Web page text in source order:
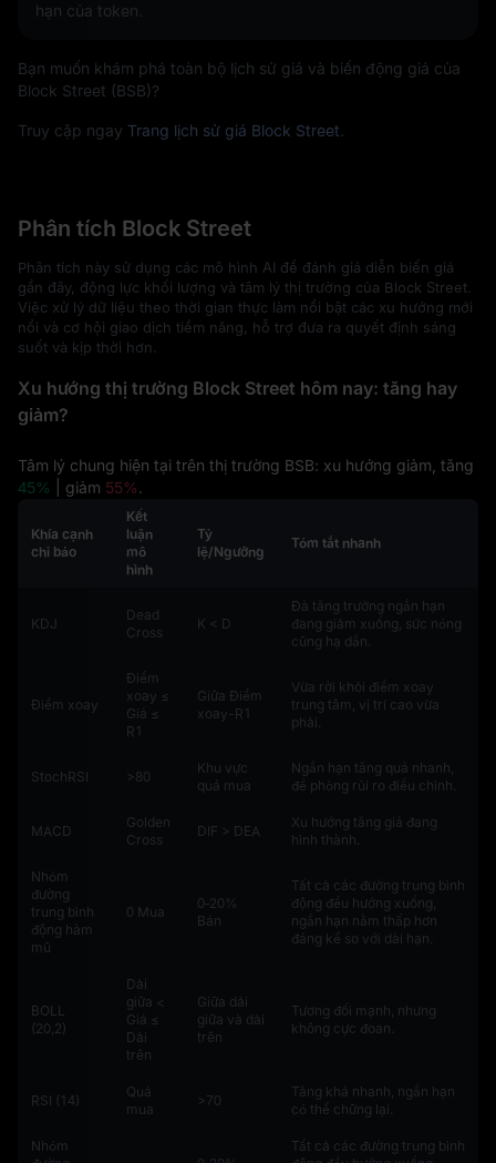
hạn của token.
Bạn muốn khám phá toàn bộ lịch sử giá và biến động giá của
Block Street (BSB)?
Truy cập ngay Trang lịch sử giá Block Street
Phân tích Block Street
Phân tích này sử dụng các mô hình AI để đánh giá diễn biến giá
gần đây, động lực khối lượng và tâm lý thị trường của Block Street.
Việc xử lý dữ liệu theo thời gian thực làm nổi bật các xu hướng mới
nổi và cơ hội giao dịch tiềm năng, hỗ trợ đưa ra quyết định sáng
suốt và kịp thời hơn.
Xu hướng thị trường Block Street hôm nay: tăng hay
giảm?
Tâm lý chung hiện tại trên thị trường BSB: xu hướng giảm, tăng
45%
| giảm 55%.
Khía cạnh
chỉ báo
Kết
luận
mô
hình
Tỷ
lệ/Ngưỡng
Tóm tắt nhanh
KDJ
Dead
Cross
K < D
Đà tăng trưởng ngắn hạn
đang giảm xuống, sức nóng
cũng hạ dần.
Điểm xoay
Điểm
xoay ≤
Giá ≤
R1
Giữa Điểm
xoay-R1
Vừa rời khỏi điểm xoay
trung tâm, vị trí cao vừa
phải.
StochRSI >80
Khu vực
quá mua
Ngắn hạn tăng quá nhanh,
đề phòng rủi ro điều chỉnh.
MACD
Golden
Cross
DIF > DEA
Xu hướng tăng giá đang
hình thành.
Nhóm
đường
trung bình
động hàm
mũ
0 Mua
0‑20%
Bán
Tất cả các đường trung bình
động đều hướng xuống,
ngắn hạn nằm thấp hơn
đáng kể so với dài hạn.
BOLL
(20,2)
Dải
giữa <
Giá ≤
Dải
trên
Giữa dải
giữa và dải
trên
Tương đối mạnh, nhưng
không cực đoan.
RSI (14)
Quá
mua
>70
Tăng khá nhanh, ngắn hạn
có thể chững lại.
Nhóm
Tất cả các đường trung bình